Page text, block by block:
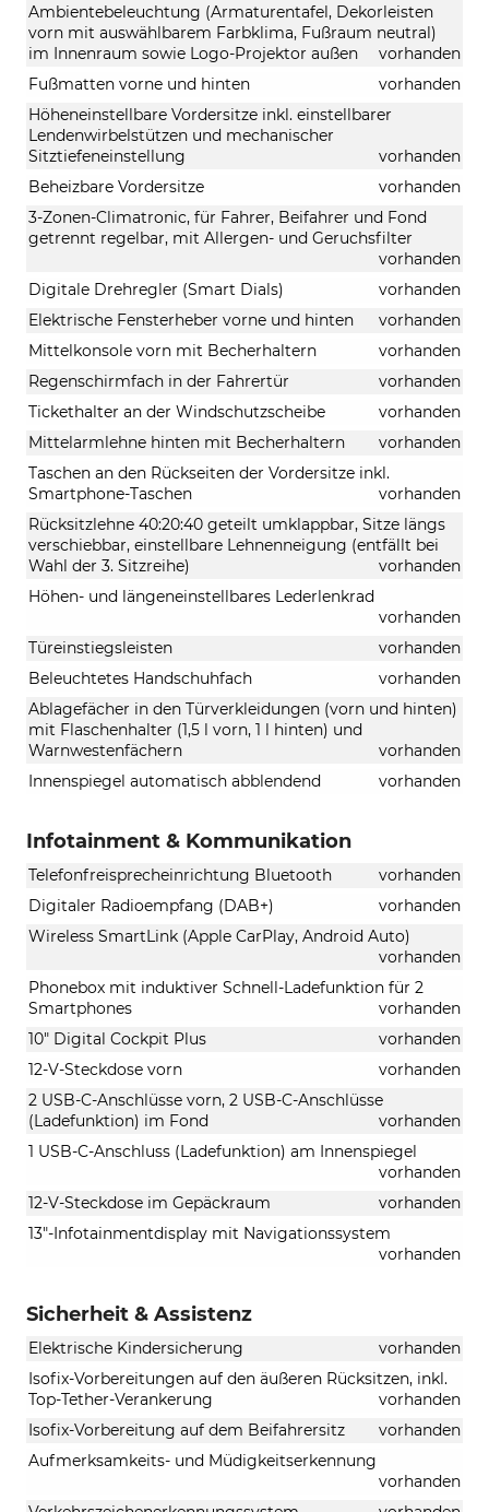
Ambientebeleuchtung (Armaturentafel, Dekorleisten
vorn mit auswählbarem Farbklima, Fußraum neutral)
im Innenraum sowie Logo-Projektor außen
vorhanden
Fußmatten vorne und hinten
vorhanden
Höheneinstellbare Vordersitze inkl. einstellbarer
Lendenwirbelstützen und mechanischer
Sitztiefeneinstellung
vorhanden
Beheizbare Vordersitze
vorhanden
3-Zonen-Climatronic, für Fahrer, Beifahrer und Fond
getrennt regelbar, mit Allergen- und Geruchsfilter
vorhanden
Digitale Drehregler (Smart Dials)
vorhanden
Elektrische Fensterheber vorne und hinten
vorhanden
Mittelkonsole vorn mit Becherhaltern
vorhanden
Regenschirmfach in der Fahrertür
vorhanden
Tickethalter an der Windschutzscheibe
vorhanden
Mittelarmlehne hinten mit Becherhaltern
vorhanden
Taschen an den Rückseiten der Vordersitze inkl.
Smartphone-Taschen
vorhanden
Rücksitzlehne 40:20:40 geteilt umklappbar, Sitze längs
verschiebbar, einstellbare Lehnenneigung (entfällt bei
Wahl der 3. Sitzreihe)
vorhanden
Höhen- und längeneinstellbares Lederlenkrad
vorhanden
Türeinstiegsleisten
vorhanden
Beleuchtetes Handschuhfach
vorhanden
Ablagefächer in den Türverkleidungen (vorn und hinten)
mit Flaschenhalter (1,5 l vorn, 1 l hinten) und
Warnwestenfächern
vorhanden
Innenspiegel automatisch abblendend
vorhanden
Infotainment & Kommunikation
Telefonfreisprecheinrichtung Bluetooth
vorhanden
Digitaler Radioempfang (DAB+)
vorhanden
Wireless SmartLink (Apple CarPlay, Android Auto)
vorhanden
Phonebox mit induktiver Schnell-Ladefunktion für 2
Smartphones
vorhanden
10" Digital Cockpit Plus
vorhanden
12-V-Steckdose vorn
vorhanden
2 USB-C-Anschlüsse vorn, 2 USB-C-Anschlüsse
(Ladefunktion) im Fond
vorhanden
1 USB-C-Anschluss (Ladefunktion) am Innenspiegel
vorhanden
12-V-Steckdose im Gepäckraum
vorhanden
13"-Infotainmentdisplay mit Navigationssystem
vorhanden
Sicherheit & Assistenz
Elektrische Kindersicherung
vorhanden
Isofix-Vorbereitungen auf den äußeren Rücksitzen, inkl.
Top-Tether-Verankerung
vorhanden
Isofix-Vorbereitung auf dem Beifahrersitz
vorhanden
Aufmerksamkeits- und Müdigkeitserkennung
vorhanden